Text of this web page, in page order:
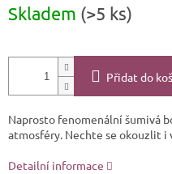
cena:
Skladem (>5 ks)
Přidat do
Naprosto fenomenální šumivá
atmosféry. Nechte se okouzlit i
Detailní informace